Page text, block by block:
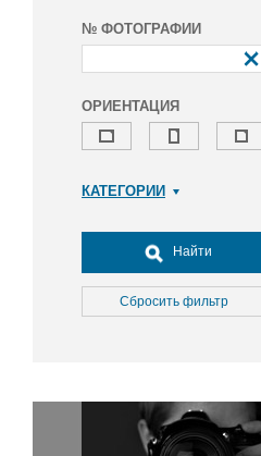
№ ФОТОГРАФИИ
ОРИЕНТАЦИЯ
КАТЕГОРИИ
Досуг, туризм и отдых
Культура
Медицина
Окружающая среда
Политика
Найти
Сбросить фильтр